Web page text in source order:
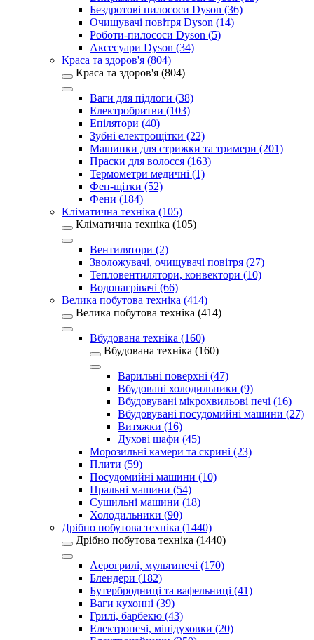
Бездротові пилососи Dyson (36)
Очищувачі повітря Dyson (14)
Роботи-пилососи Dyson (5)
Аксесуари Dyson (34)
Краса та здоров'я (804)
Краса та здоров'я (804)
Ваги для підлоги (38)
Електробритви (103)
Епілятори (40)
Зубні електрощітки (22)
Машинки для стрижки та тримери (201)
Праски для волосся (163)
Термометри медичні (1)
Фен-щітки (52)
Фени (184)
Кліматична техніка (105)
Кліматична техніка (105)
Вентилятори (2)
Зволожувачі, очищувачі повітря (27)
Тепловентилятори, конвектори (10)
Водонагрівачі (66)
Велика побутова техніка (414)
Велика побутова техніка (414)
Вбудована техніка (160)
Вбудована техніка (160)
Варильні поверхні (47)
Вбудовані холодильники (9)
Вбудовувані мікрохвильові печі (16)
Вбудовувані посудомийні машини (27)
Витяжки (16)
Духові шафи (45)
Морозильні камери та скрині (23)
Плити (59)
Посудомийні машини (10)
Пральні машини (54)
Сушильні машини (18)
Холодильники (90)
Дрібно побутова техніка (1440)
Дрібно побутова техніка (1440)
Аерогрилі, мультипечі (170)
Блендери (182)
Бутербродниці та вафельниці (41)
Ваги кухонні (39)
Грилі, барбекю (43)
Електропечі, мінідуховки (20)